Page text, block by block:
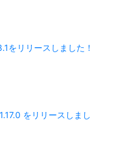
をリリースしました！
をリリースしまし